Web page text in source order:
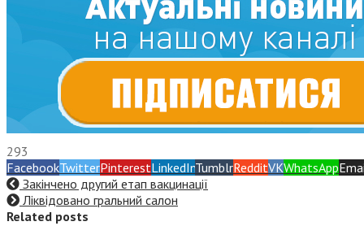
293
FacebookTwitterPinterestLinkedInTumblrRedditVKWhatsApp
Закінчено другий етап вакцинації
Ліквідовано гральний салон
Related posts